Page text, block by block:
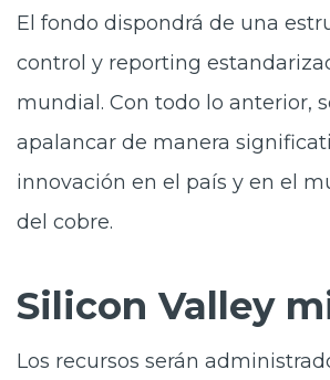
El fondo dispondrá de una
control y reporting
mundial. Con todo lo anterior,
apalancar de manera
innovación en el país y en el
del cobre.
Silicon Valley
Los recursos serán